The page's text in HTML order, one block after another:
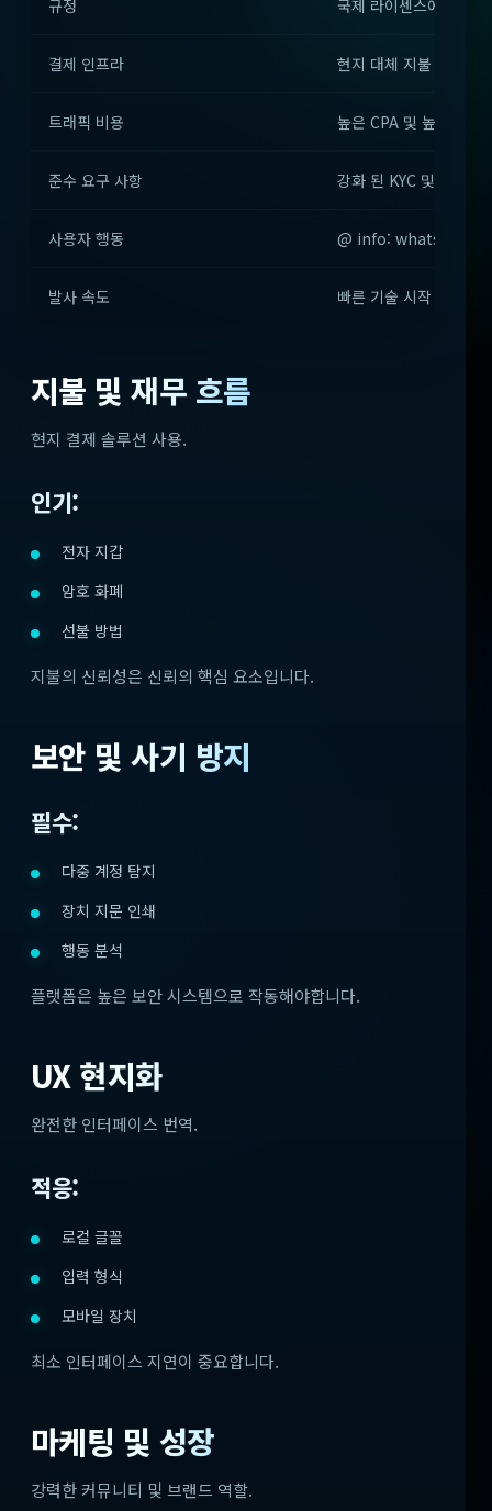
규정 국제 라이센스에 따라
결제 인프라 현지 대체 지불 방법
트래픽 비용 높은 CPA 및 높은 LTV
준수 요구 사항 강화 된 KYC 및 사기 방
사용자 행동 @ info: whatsthis
발사 속도 빠른 기술 시작
지불 및 재무 흐름
현지 결제 솔루션 사용.
인기:
전자 지갑
암호 화폐
선불 방법
지불의 신뢰성은 신뢰의 핵심 요소입니다.
보안 및 사기 방지
필수:
다중 계정 탐지
장치 지문 인쇄
행동 분석
플랫폼은 높은 보안 시스템으로 작동해야합니다.
UX 현지화
완전한 인터페이스 번역.
적응:
로컬 글꼴
입력 형식
모바일 장치
최소 인터페이스 지연이 중요합니다.
마케팅 및 성장
강력한 커뮤니티 및 브랜드 역할.